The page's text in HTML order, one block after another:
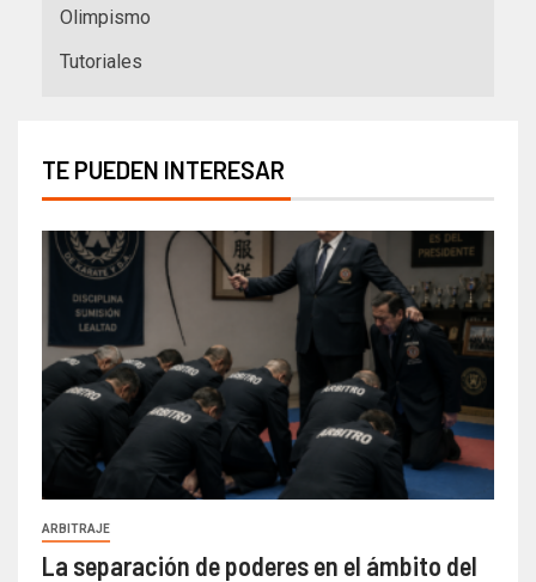
Olimpismo
Tutoriales
TE PUEDEN INTERESAR
ARBITRAJE
La separación de poderes en el ámbito del